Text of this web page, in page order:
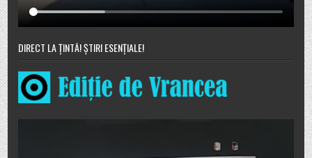
DIRECT LA ȚINTĂ! ȘTIRI ESENȚIALE!